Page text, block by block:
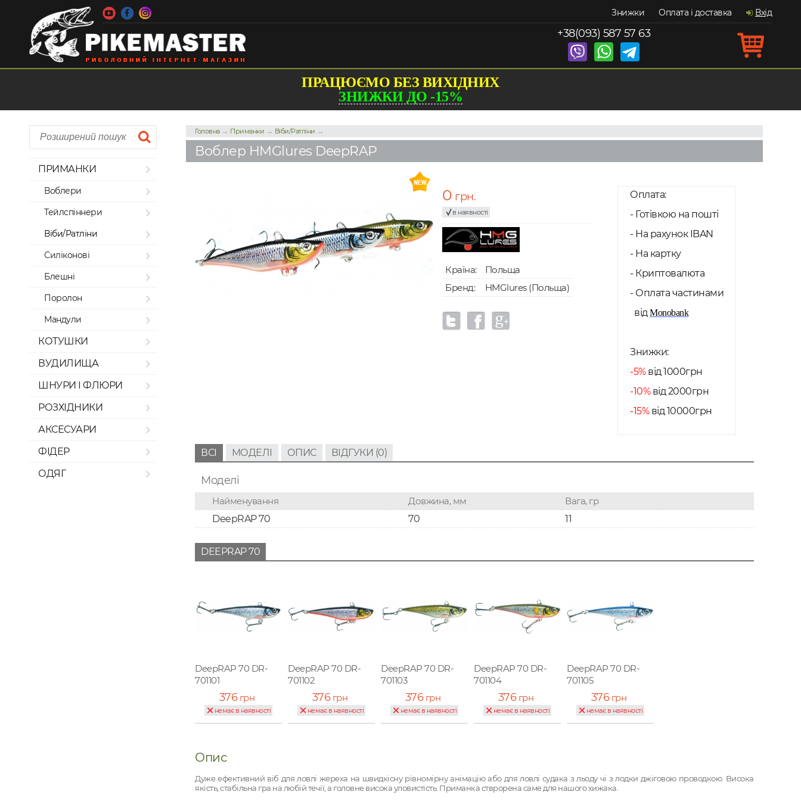
Знижки Оплата і доставка Вхід
+38(093) 587 57 63
ПРАЦЮЄМО БЕЗ ВИХІДНИХ
ЗНИЖКИ ДО -15%
ПРИМАНКИ
Воблери
Тейлспіннери
Віби/Ратліни
Силіконові
Блешні
Поролон
Мандули
КОТУШКИ
ВУДИЛИЩА
ШНУРИ І ФЛЮРИ
РОЗХІДНИКИ
АКСЕСУАРИ
ФІДЕР
ОДЯГ
Головна→ Приманки → Віби/Ратліни →
Воблер HMGlures DeepRAP
Оплата:
- Готівкою на пошті
- На рахунок IBAN
- На картку
- Криптовалюта
- Оплата частинами
відMonobank
Знижки:
-5%від 1000грн
-10%від 2000грн
-15%від 10000грн
0 грн.
в наявності
Країна:
Польща
Бренд:
HMGlures (Польща)
ВСІ МОДЕЛІ ОПИС ВІДГУКИ (0)
Моделі
Найменування Довжина, мм
Вага, гр
DeepRAP 70
70 11
DEEPRAP 70
DeepRAP 70 DR-
701101
376грн
немає в наявності
DeepRAP 70 DR-
701102
376грн
немає в наявності
DeepRAP 70 DR-
701103
376грн
немає в наявності
DeepRAP 70 DR-
701104
376грн
немає в наявності
DeepRAP 70 DR-
701105
376грн
немає в наявності
Опис
Дуже ефективний віб для ловлі жереха на швидкісну рівномірну анімацію або для ловлі судака з льоду чі з лодки джіговою проводкою. Висока
якість, стабільна гра на любій течії, а головне висока уловистість. Приманка стврорена саме для нашого хижака.